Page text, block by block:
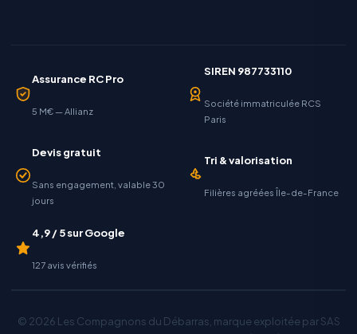
Assurance RC Pro
5 M€ — Allianz
SIREN 987733110
Société immatriculée RCS
Paris
Devis gratuit
Sans engagement, valable 30
jours
Tri & valorisation
Filières agréées Île-de-France
4,9 / 5 sur Google
127 avis vérifiés
© 2026 Les Compagnons du Débarras, marque exploitée par SAS